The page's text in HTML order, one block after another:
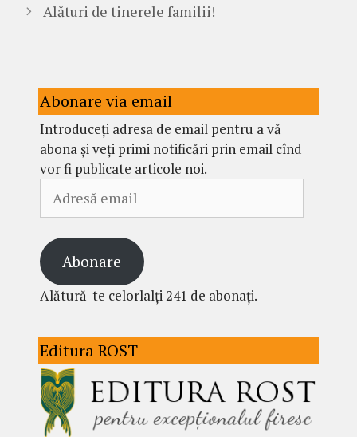
Alături de tinerele familii!
Abonare via email
Introduceți adresa de email pentru a vă
abona și veți primi notificări prin email cînd
vor fi publicate articole noi.
email
Abonare
Alătură-te celorlalți 241 de abonați.
Editura ROST